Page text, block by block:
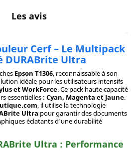
Les avis
Cerf – Le Multipack
DURABrite Ultra
Epson T1306, reconnaissable à son
idéale pour les utilisateurs intensifs
et WorkForce. Ce pack haute capacité
essentielles : Cyan, Magenta et Jaune.
, il utilise la technologie
Ultra pour garantir des documents
éclatants d'une durabilité
Ultra : Performance